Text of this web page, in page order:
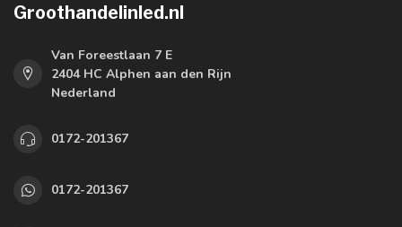
Groothandelinled.nl
Van Foreestlaan 7 E
2404 HC Alphen aan den Rijn
Nederland
0172-201367
0172-201367